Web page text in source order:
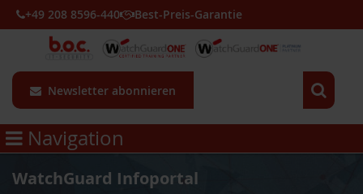
Newsletter abonnieren
+49 208 8596-440 Best-Preis-Garantie
Navigation
WatchGuard Infoportal